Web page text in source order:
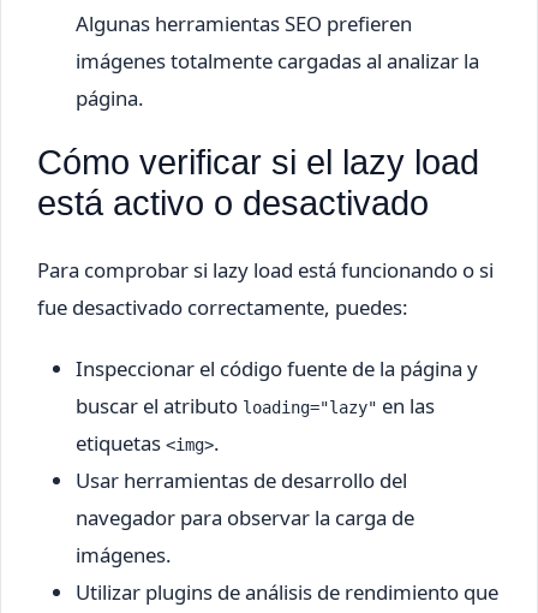
Algunas herramientas SEO prefieren
imágenes totalmente cargadas al analizar la
página.
Cómo verificar si el lazy load
está activo o desactivado
Para comprobar si lazy load está funcionando o si
fue desactivado correctamente, puedes:
Inspeccionar el código fuente de la página y
buscar el atributo loading="lazy" en las
etiquetas <img>.
Usar herramientas de desarrollo del
navegador para observar la carga de
imágenes.
Utilizar plugins de análisis de rendimiento que